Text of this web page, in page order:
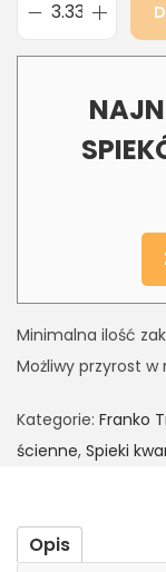
Minimalna ilość
Możliwy przyrost w
Kategorie: Franko
ścienne, Spieki
Opis